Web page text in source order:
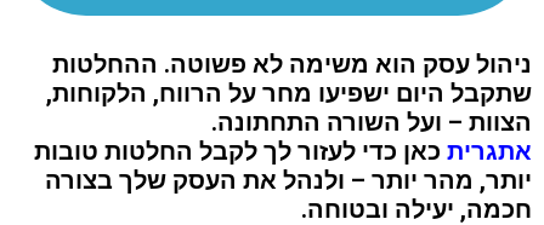
ניהול עסק הוא משימה לא פשוטה. ההחלטות
שתקבל היום ישפיעו מחר על הרווח, הלקוחות,
הצוות – ועל השורה התחתונה.
אתגרית כאן כדי לעזור לך לקבל החלטות טובות
יותר, מהר יותר – ולנהל את העסק שלך בצורה
חכמה, יעילה ובטוחה.